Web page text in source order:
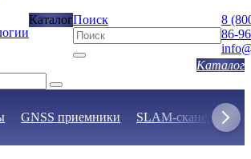
КаталогПоиск
8
86-96
GNSS приемники SLAM-сканеры